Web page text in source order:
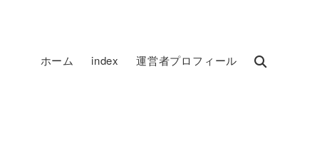
ホーム index 運営者プロフィール